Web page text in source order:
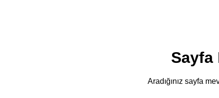
Sayfa
Aradığınız sayfa